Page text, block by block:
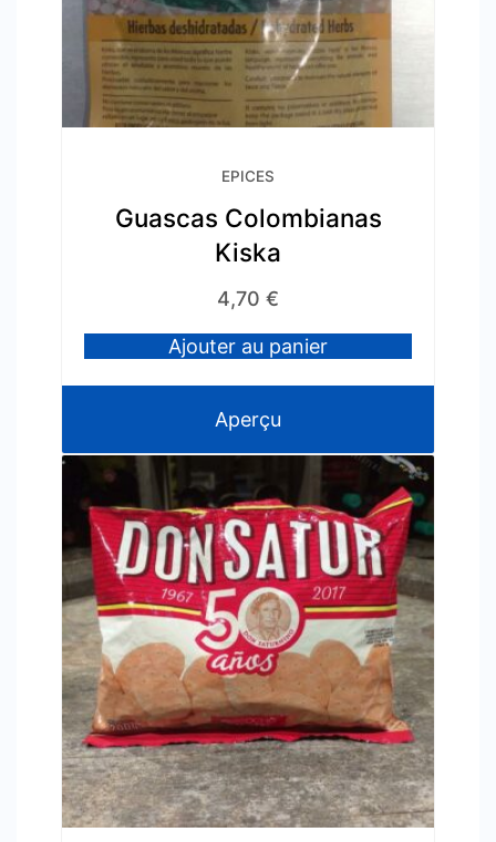
EPICES
Guascas Colombianas
Kiska
4,70 €
Ajouter au panier
Aperçu